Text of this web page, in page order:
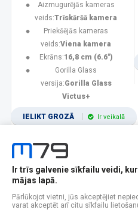
Aizmugurējās kameras
veids:Trīskāršā kamera
Priekšējās kameras
veids:Viena kamera
Ekrāns:16,8 cm (6.6")
Gorilla Glass
versija:Gorilla Glass
Victus+
IELIKT GROZĀ Ir veikalā
1 2 3 4
Popularitātes Rādīt 12
Ir trīs galvenie sīkfailu veidi,
mājas lapā.
Pārlūkojot vietni, jūs akceptējiet
varat akceptēt arī citu sīkfailu